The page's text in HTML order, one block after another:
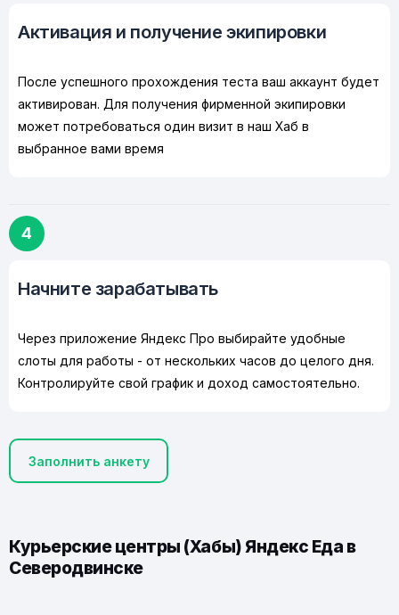
Активация и получение экипировки
После успешного прохождения теста ваш аккаунт будет
активирован. Для получения фирменной экипировки
может потребоваться один визит в наш Хаб в
выбранное вами время
4
Начните зарабатывать
Через приложение Яндекс Про выбирайте удобные
слоты для работы - от нескольких часов до целого дня.
Контролируйте свой график и доход самостоятельно.
Заполнить анкету
Курьерские центры (Хабы) Яндекс Еда в
Северодвинске